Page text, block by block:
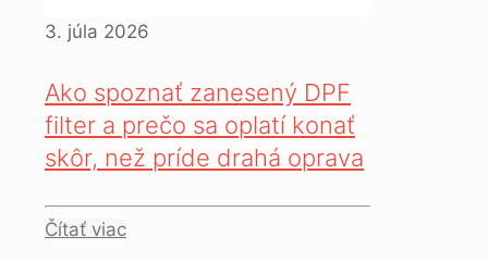
3. júla 2026
Ako spoznať zanesený DPF
filter a prečo sa oplatí konať
skôr, než príde drahá oprava
Čítať viac